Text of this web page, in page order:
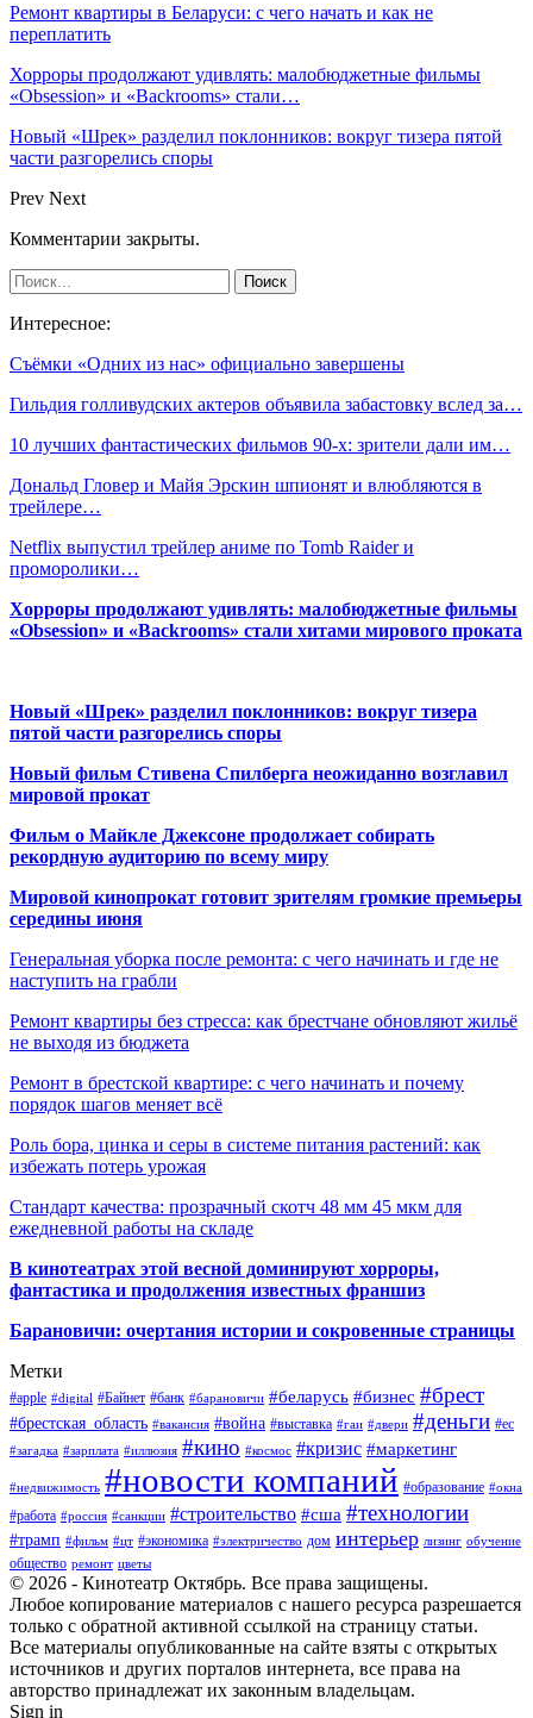
Ремонт квартиры в Беларуси: с чего начать и как не
переплатить
Хорроры продолжают удивлять: малобюджетные фильмы
«Obsession» и «Backrooms» стали…
Новый «Шрек» разделил поклонников: вокруг тизера пятой
части разгорелись споры
Prev Next
Комментарии закрыты.
Интересное:
Съёмки «Одних из нас» официально завершены
Гильдия голливудских актеров объявила забастовку вслед за…
10 лучших фантастических фильмов 90-х: зрители дали им…
Дональд Гловер и Майя Эрскин шпионят и влюбляются в
трейлере…
Netflix выпустил трейлер аниме по Tomb Raider и
проморолики…
Хорроры продолжают удивлять: малобюджетные фильмы
«Obsession» и «Backrooms» стали хитами мирового проката
Новый «Шрек» разделил поклонников: вокруг тизера
пятой части разгорелись споры
Новый фильм Стивена Спилберга неожиданно возглавил
мировой прокат
Фильм о Майкле Джексоне продолжает собирать
рекордную аудиторию по всему миру
Мировой кинопрокат готовит зрителям громкие премьеры
середины июня
Генеральная уборка после ремонта: с чего начинать и где не
наступить на грабли
Ремонт квартиры без стресса: как брестчане обновляют жильё
не выходя из бюджета
Ремонт в брестской квартире: с чего начинать и почему
порядок шагов меняет всё
Роль бора, цинка и серы в системе питания растений: как
избежать потерь урожая
Стандарт качества: прозрачный скотч 48 мм 45 мкм для
ежедневной работы на складе
В кинотеатрах этой весной доминируют хорроры,
фантастика и продолжения известных франшиз
Барановичи: очертания истории и сокровенные страницы
Метки
#apple #digital #Байнет #банк #барановичи #беларусь #бизнес #брест
#брестская_область #вакансия #война #выставка #гаи #двери #деньги #ес
#загадка #зарплата #иллюзия #кино #космос #кризис #маркетинг
#недвижимость #новости компаний #образование #окна
#работа #россия #санкции #строительство #сша #технологии
#трамп #фильм #цт #экономика #электричество дом интерьер лизинг обучение
общество ремонт цветы
© 2026 - Кинотеатр Октябрь. Все права защищены.
Любое копирование материалов с нашего ресурса разрешается
только с обратной активной ссылкой на страницу статьи.
Все материалы опубликованные на сайте взяты с открытых
источников и других порталов интернета, все права на
авторство принадлежат их законным владельцам.
Sign in